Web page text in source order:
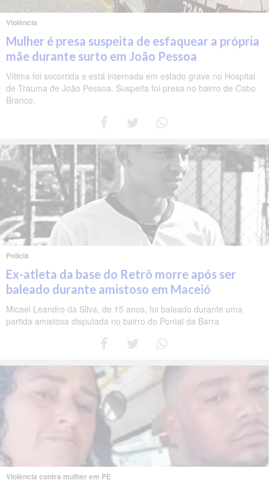
Violência
Mulher é presa suspeita de esfaquear a própria
mãe durante surto em João Pessoa
Vítima foi socorrida e está internada em estado grave no Hospital
de Trauma de João Pessoa. Suspeita foi presa no bairro de Cabo
Branco.
Polícia
Ex-atleta da base do Retrô morre após ser
baleado durante amistoso em Maceió
Micael Leandro da Silva, de 15 anos, foi baleado durante uma
partida amistosa disputada no bairro do Pontal da Barra
Violência contra mulher em PE